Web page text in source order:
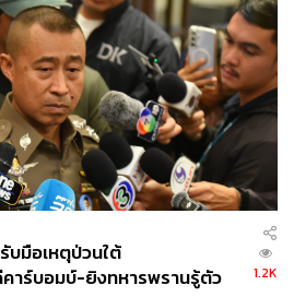
บมือเหตุป่วนใต้
าร์บอมบ์-ยิงทหารพรานรู้ตัว
1.2K